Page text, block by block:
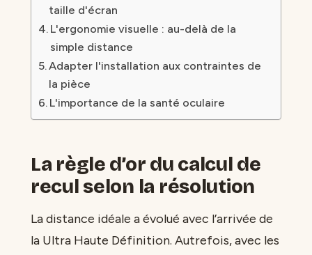
taille d'écran
L'ergonomie visuelle : au-delà de la
simple distance
Adapter l'installation aux contraintes de
la pièce
L'importance de la santé oculaire
La règle d’or du calcul de
recul selon la résolution
La distance idéale a évolué avec l’arrivée de
la Ultra Haute Définition. Autrefois, avec les